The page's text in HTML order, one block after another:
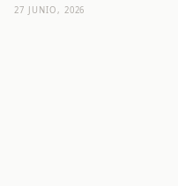
27 JUNIO, 2026